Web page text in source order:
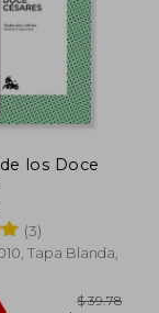
los Doce
(3)
Tapa Blanda,